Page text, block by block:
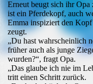
Erneut beugt sich ihr
ist ein Pferdekopf, auch
Emma inspiziert den
zeugt.
„Du hast wahrscheinlich
früher auch als junge
wurden?“, fragt Opa.
„Das glaube ich nie im
tritt einen Schritt zurück.